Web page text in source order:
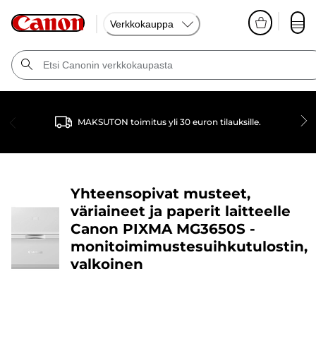
Verkkokauppa
MAKSUTON toimitus yli 30 euron tilauksille.
Yhteensopivat musteet,
väriaineet ja paperit laitteelle
Canon PIXMA MG3650S -
monitoimimustesuihkutulostin,
valkoinen